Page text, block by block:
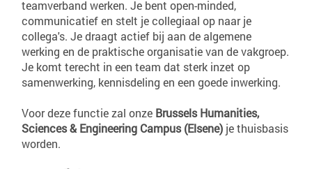
teamverband werken. Je bent open-minded,
communicatief en stelt je collegiaal op naar je
collega's. Je draagt actief bij aan de algemene
werking en de praktische organisatie van de vakgroep.
Je komt terecht in een team dat sterk inzet op
samenwerking, kennisdeling en een goede inwerking.
Voor deze functie zal onze Brussels Humanities,
Sciences & Engineering Campus (Elsene) je thuisbasis
worden.